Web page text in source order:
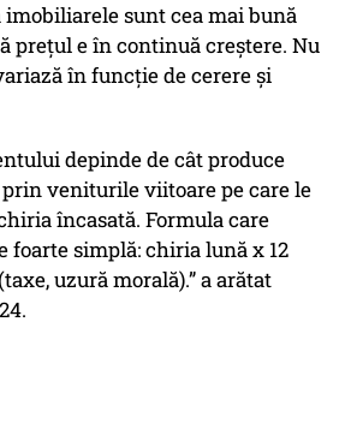
sunt cea mai bună
prețul e în continuă creștere. Nu
în funcție de cerere și
depinde de cât produce
veniturile viitoare pe care le
încasată. Formula care
foarte simplă: chiria lună x 12
uzură morală).” a arătat